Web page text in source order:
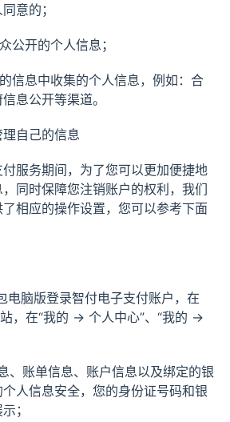
意的；
公开的个人信息；
信息中收集的个人信息，例如：合
息公开等渠道。
自己的信息
服务期间，为了您可以更加便捷地
同时保障您注销账户的权利，我们
相应的操作设置，您可以参考下面
电脑版登录智付电子支付账户，在
，在“我的 → 个人中心”、“我的 →
、账单信息、账户信息以及绑定的银
人信息安全，您的身份证号码和银
；